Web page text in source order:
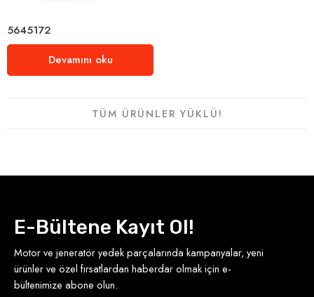
5645172
Devamını oku
TÜM ÜRÜNLER YÜKLÜ!
E-Bültene Kayıt Ol!
Motor ve jeneratör yedek parçalarında kampanyalar, yeni
ürünler ve özel fırsatlardan haberdar olmak için e-
bültenimize abone olun.